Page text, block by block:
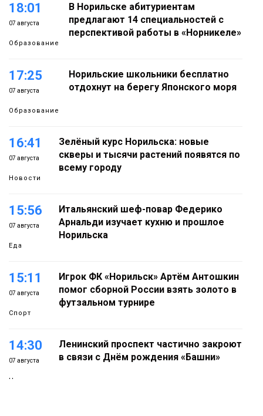
18:01
07 августа
Образование
В Норильске абитуриентам
предлагают 14 специальностей с
перспективой работы в «Норникеле»
17:25
07 августа
Образование
Норильские школьники бесплатно
отдохнут на берегу Японского моря
16:41
07 августа
Новости
Зелёный курс Норильска: новые
скверы и тысячи растений появятся по
всему городу
15:56
07 августа
Еда
Итальянский шеф-повар Федерико
Арнальди изучает кухню и прошлое
Норильска
15:11
07 августа
Спорт
Игрок ФК «Норильск» Артём Антошкин
помог сборной России взять золото в
футзальном турнире
14:30
07 августа
Новости
Ленинский проспект частично закроют
в связи с Днём рождения «Башни»